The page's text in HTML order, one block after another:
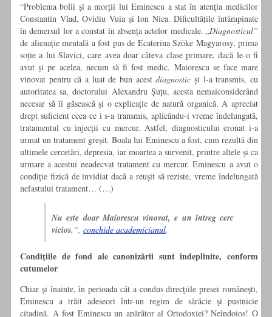
“Problema bolii şi a morţii lui Eminescu a stat în atenţia medicilor
Constantin Vlad, Ovidiu Vuia şi Ion Nica. Dificultăţile întâmpinate
în demersul lor a constat în absenţa actelor medicale. „Diagnosticul”
de alienaţie mentală a fost pus de Ecaterina Szöke Magyarosy, prima
soţie a lui Slavici, care avea doar câteva clase primare, dacă le-o fi
avut şi pe acelea, necum să fi fost medic. Maiorescu se face mare
vinovat pentru că a luat de bun acestdiagnosticşi l-a transmis, cu
autoritatea sa, doctorului Alexandru Şuţu, acesta nemaiconsiderând
necesar să îi găsească şi o explicaţie de natură organică. A apreciat
drept suficient ceea ce i s-a transmis, aplicându-i vreme îndelungată,
tratamentul cu injecţii cu mercur. Astfel, diagnosticului eronat i-a
urmat un tratament greşit. Boala lui Eminescu a fost, cum rezultă din
ultimele cercetări, depresia, iar moartea a survenit, printre altele şi ca
urmare a acestui neadecvat tratament cu mercur. Eminescu a avut o
condiţie fizică de invidiat dacă a reuşit să reziste, vreme îndelungată
nefastului tratament… (…)
Nu este doar Maiorescu vinovat, e un întreg cerc
vicios. “, conchide academicianul.
Condiţiile de fond ale canonizării sunt îndeplinite, conform
cutumelor
Chiar şi înainte, în perioada cât a condus direcţiile presei româneşti,
Eminescu a trăit adeseori într-un regim de sărăcie şi pustnicie
citadină. A fost Eminescu un apărător al Ortodoxiei? Neîndoios! O